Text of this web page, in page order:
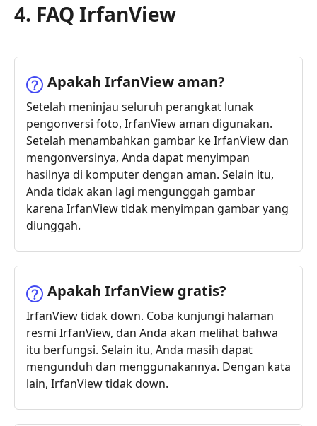
4. FAQ IrfanView
Apakah IrfanView aman?
Setelah meninjau seluruh perangkat lunak
pengonversi foto, IrfanView aman digunakan.
Setelah menambahkan gambar ke IrfanView dan
mengonversinya, Anda dapat menyimpan
hasilnya di komputer dengan aman. Selain itu,
Anda tidak akan lagi mengunggah gambar
karena IrfanView tidak menyimpan gambar yang
diunggah.
Apakah IrfanView gratis?
IrfanView tidak down. Coba kunjungi halaman
resmi IrfanView, dan Anda akan melihat bahwa
itu berfungsi. Selain itu, Anda masih dapat
mengunduh dan menggunakannya. Dengan kata
lain, IrfanView tidak down.